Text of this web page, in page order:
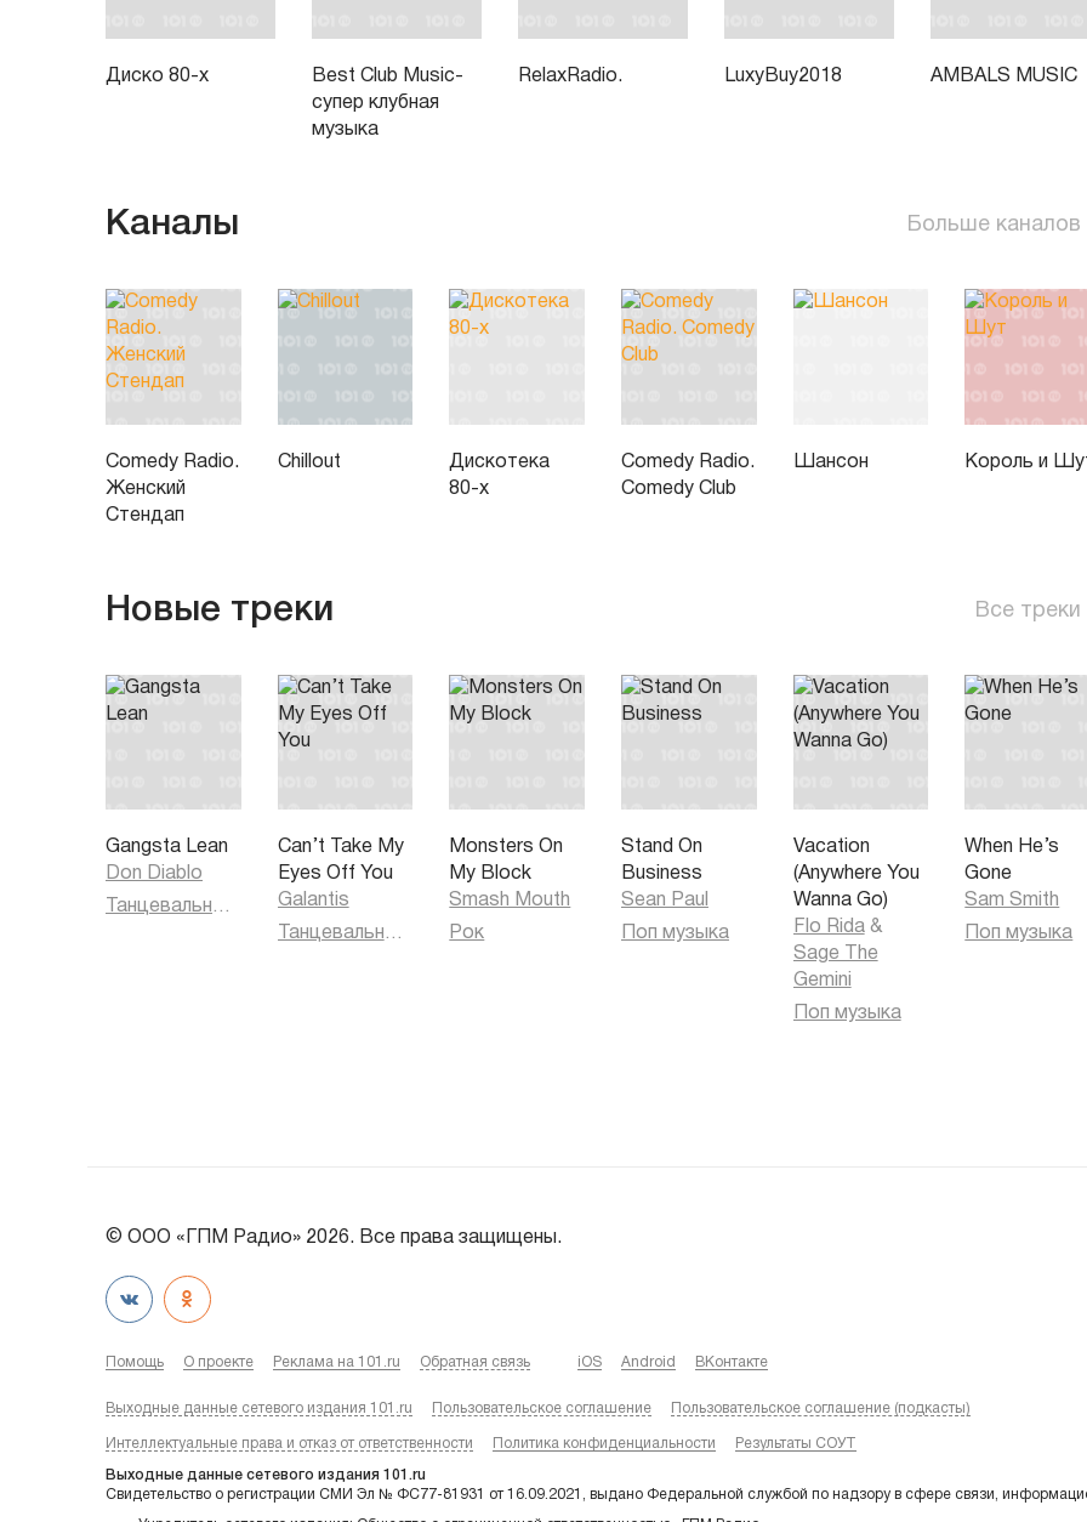
Диско 80-х
Best Club Music-
супер клубная
музыка
RelaxRadio. LuxyBuy2018 AMBALS MUSIC
Каналы Больше каналов
Comedy Radio.
Женский
Стендап
Chillout
Дискотека
80-х
Comedy Radio.
Comedy Club
Шансон Король и
Новые треки Все треки
Gangsta Lean
Don Diablo
Can’t Take My
Eyes Off You
Galantis
Monsters On
My Block
Smash Mouth
Рок
Stand On
Business
Sean Paul
Поп музыка
Vacation
(Anywhere You
Wanna Go)
Flo Rida &
Sage The
Gemini
Поп музыка
When He’s
Gone
Sam Smith
Поп музыка
© ООО «ГПМ Радио» 2026. Все права защищены.
Помощь О проекте Реклама на 101.ru Обратная связь iOS Android ВКонтакте
Выходные данные сетевого издания 101.ru Пользовательское соглашение Пользовательское соглашение (подкасты)
Интеллектуальные права и отказ от ответственности Политика конфиденциальности Результаты СОУТ
Выходные данные сетевого издания 101.ru
Свидетельство о регистрации СМИ Эл № ФС77-81931 от 16.09.2021, выдано Федеральной службой по надзору в сфере связи,